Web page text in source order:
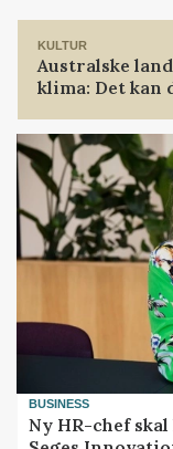
KULTUR
Australske
klima: Det
BUSINESS
Ny HR-chef